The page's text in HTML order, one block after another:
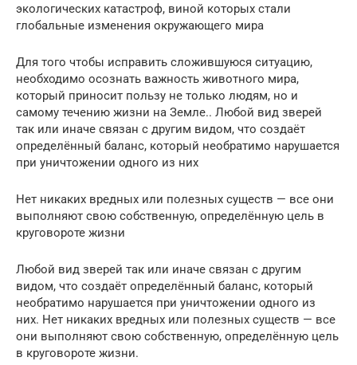
экологических катастроф, виной которых стали
глобальные изменения окружающего мира
Для того чтобы исправить сложившуюся ситуацию,
необходимо осознать важность животного мира,
который приносит пользу не только людям, но и
самому течению жизни на Земле.. Любой вид зверей
так или иначе связан с другим видом, что создаёт
определённый баланс, который необратимо нарушается
при уничтожении одного из них
Нет никаких вредных или полезных существ — все они
выполняют свою собственную, определённую цель в
круговороте жизни
Любой вид зверей так или иначе связан с другим
видом, что создаёт определённый баланс, который
необратимо нарушается при уничтожении одного из
них. Нет никаких вредных или полезных существ — все
они выполняют свою собственную, определённую цель
в круговороте жизни.